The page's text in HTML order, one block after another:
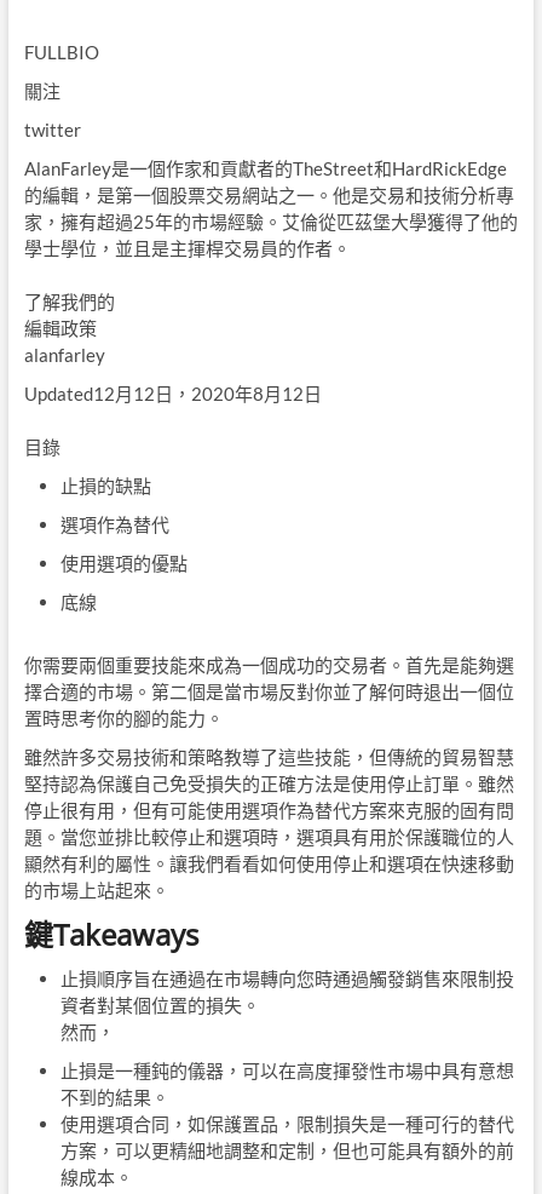
FULLBIO
關注
twitter
AlanFarley是一個作家和貢獻者的TheStreet和HardRickEdge
的編輯，是第一個股票交易網站之一。他是交易和技術分析專
家，擁有超過25年的市場經驗。艾倫從匹茲堡大學獲得了他的
學士學位，並且是主揮桿交易員的作者。
了解我們的
編輯政策
alanfarley
Updated12月12日，2020年8月12日
目錄
止損的缺點
選項作為替代
使用選項的優點
底線
你需要兩個重要技能來成為一個成功的交易者。首先是能夠選
擇合適的市場。第二個是當市場反對你並了解何時退出一個位
置時思考你的腳的能力。
雖然許多交易技術和策略教導了這些技能，但傳統的貿易智慧
堅持認為保護自己免受損失的正確方法是使用停止訂單。雖然
停止很有用，但有可能使用選項作為替代方案來克服的固有問
題。當您並排比較停止和選項時，選項具有用於保護職位的人
顯然有利的屬性。讓我們看看如何使用停止和選項在快速移動
的市場上站起來。
鍵Takeaways
止損順序旨在通過在市場轉向您時通過觸發銷售來限制投
資者對某個位置的損失。
然而，
止損是一種鈍的儀器，可以在高度揮發性市場中具有意想
不到的結果。
使用選項合同，如保護置品，限制損失是一種可行的替代
方案，可以更精細地調整和定制，但也可能具有額外的前
線成本。